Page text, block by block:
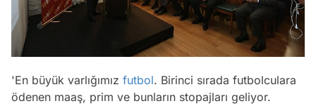
'En büyük varlığımız futbol. Birinci sırada futbolculara
ödenen maaş, prim ve bunların stopajları geliyor.